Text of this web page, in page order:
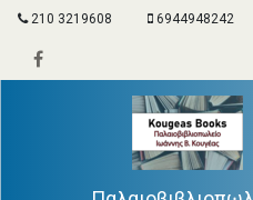
210 3219608 6944948242